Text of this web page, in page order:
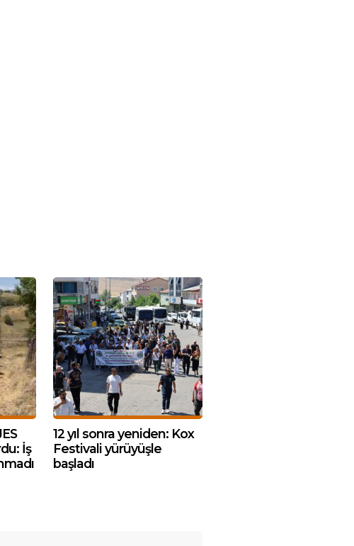
İş
12 yıl sonra yeniden: Kox
Festivali yürüyüşle
başladı